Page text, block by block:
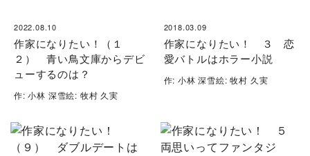
2022.08.10
作家になりたい！（１
２） 青い鳥文庫からデビ
ューするのは？
作: 小林 深雪絵: 牧村 久実
2018.03.09
作家になりたい！ ３ 恋
愛バトルはホラー小説
作: 小林 深雪絵: 牧村 久実